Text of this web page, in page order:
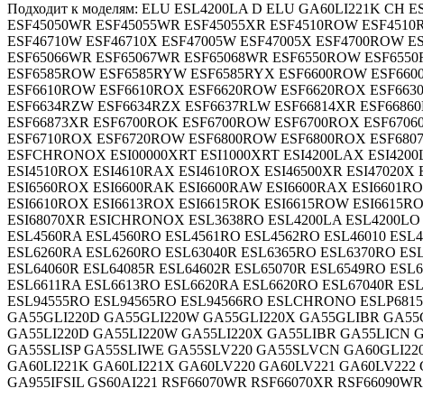
Подходит к моделям: ELU ESL4200LA D ELU GA60LI221K CH
ESF45050WR ESF45055WR ESF45055XR ESF4510ROW
ESF46710W ESF46710X ESF47005W ESF47005X ESF4700ROW
ESF65066WR ESF65067WR ESF65068WR ESF6550ROW
ESF6585ROW ESF6585RYW ESF6585RYX ESF6600ROW
ESF6610ROW ESF6610ROX ESF6620ROW ESF6620ROX
ESF6634RZW ESF6634RZX ESF6637RLW ESF66814XR
ESF66873XR ESF6700ROK ESF6700ROW ESF6700ROX
ESF6710ROX ESF6720ROW ESF6800ROW ESF6800ROX
ESFCHRONOX ESI00000XRT ESI1000XRT ESI4200LAX
ESI4510ROX ESI4610RAX ESI4610ROX ESI46500XR
ESI6560ROX ESI6600RAK ESI6600RAW ESI6600RAX
ESI6610ROX ESI6613ROX ESI6615ROK ESI6615ROW
ESI68070XR ESICHRONOX ESL3638RO ESL4200LA
ESL4560RA ESL4560RO ESL4561RO ESL4562RO ESL46010
ESL6260RA ESL6260RO ESL63040R ESL6365RO ESL6370RO
ESL64060R ESL64085R ESL64602R ESL65070R ESL6549RO
ESL6611RA ESL6613RO ESL6620RA ESL6620RO ESL67040R
ESL94555RO ESL94565RO ESL94566RO ESLCHRONO
GA55GLI220D GA55GLI220W GA55GLI220X GA55GLIBR
GA55LI220D GA55LI220W GA55LI220X GA55LIBR GA55LICN
GA55SLISP GA55SLIWE GA55SLV220 GA55SLVCN
GA60LI221K GA60LI221X GA60LV220 GA60LV221 GA60LV222
GA955IFSIL GS60AI221 RSF66070WR RSF66070XR